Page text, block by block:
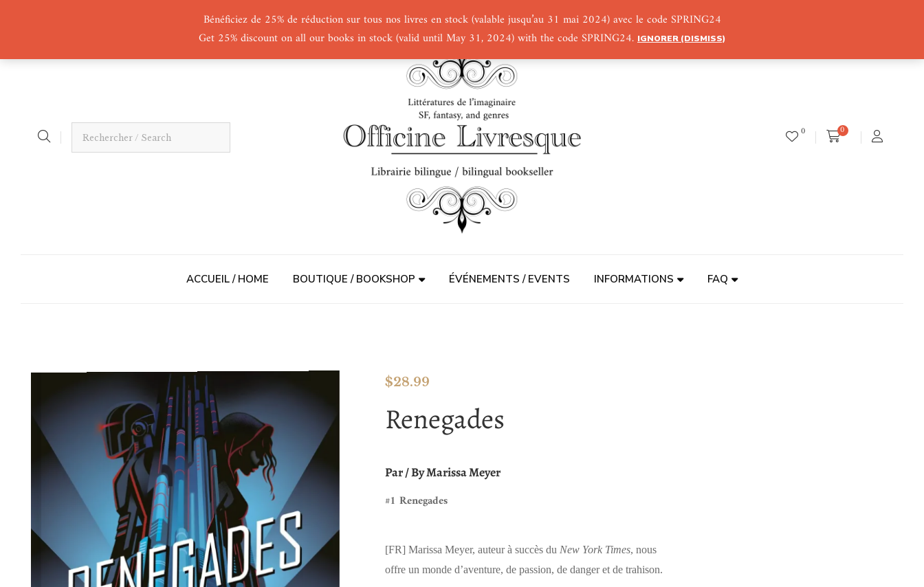
Bénéficiez de 25% de réduction sur tous nos livres en stock (valable jusqu’au 31 mai 2024) avec le code SPRING24
Get 25% discount on all our books in stock (valid until May 31, 2024) with the code SPRING24. IGNORER (DISMISS)
0 0
ACCUEIL / HOME BOUTIQUE / BOOKSHOP ÉVÉNEMENTS / EVENTS INFORMATIONS FAQ
$28.99
Renegades
Par / By Marissa Meyer
#1 Renegades
[FR] Marissa Meyer, auteur à succès du New York Times, nous
offre un monde d’aventure, de passion, de danger et de trahison.